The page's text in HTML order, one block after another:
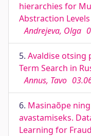
hierarchies for
Abstraction Levels
Andrejeva, Olga
5. Avaldise otsing
Term Search in
Annus, Tavo
6. Masinaõpe
avastamiseks.
Learning for